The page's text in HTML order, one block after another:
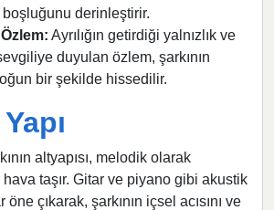
derinleştirir.
Özlem: Ayrılığın getirdiği yalnızlık ve
duyulan özlem, şarkının
bir şekilde hissedilir.
altyapısı, melodik olarak
taşır. Gitar ve piyano gibi akustik
çıkarak, şarkının içsel acısını ve